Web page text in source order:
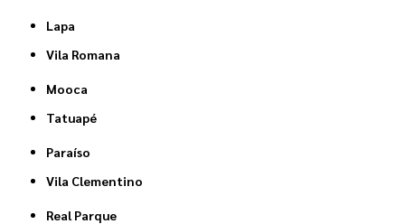
Lapa
Vila Romana
Mooca
Tatuapé
Paraíso
Vila Clementino
Real Parque